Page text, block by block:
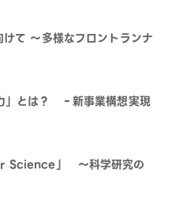
て ～多様なフロントランナ
」とは？ ‐新事業構想実現
Science」 ～科学研究の